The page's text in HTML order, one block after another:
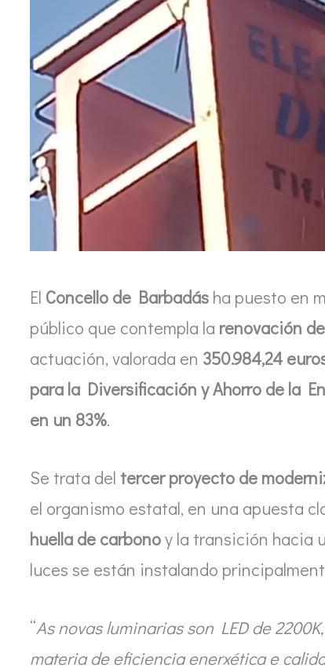
El Concello de Barbadás ha puesto en
público que contempla la renovación
actuación, valorada en 350.984,24
para la Diversificación y Ahorro de la
en un 83%.
Se trata del tercer proyecto de
el organismo estatal, en una apuesta
huella de carbonoy la transición hacia
luces se están instalando
“As novas luminarias son LED de
materia de eficiencia enerxética e